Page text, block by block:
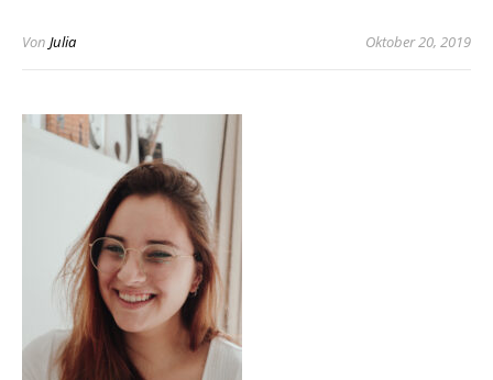
Von Julia Oktober 20, 2019